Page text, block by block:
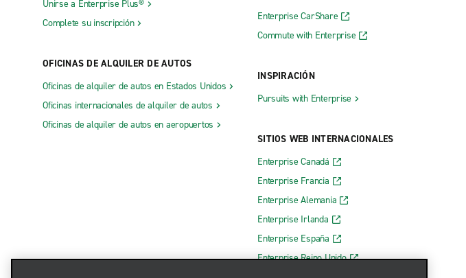
Unirse a Enterprise Plus®
Complete su inscripción
OFICINAS DE ALQUILER DE AUTOS
Oficinas de alquiler de autos en Estados Unidos
Oficinas internacionales de alquiler de autos
Oficinas de alquiler de autos en aeropuertos
Enterprise CarShare
Commute with Enterprise
INSPIRACIÓN
Pursuits with Enterprise
SITIOS WEB INTERNACIONALES
Enterprise Canadá
Enterprise Francia
Enterprise Alemania
Enterprise Irlanda
Enterprise España
Enterprise Reino Unido